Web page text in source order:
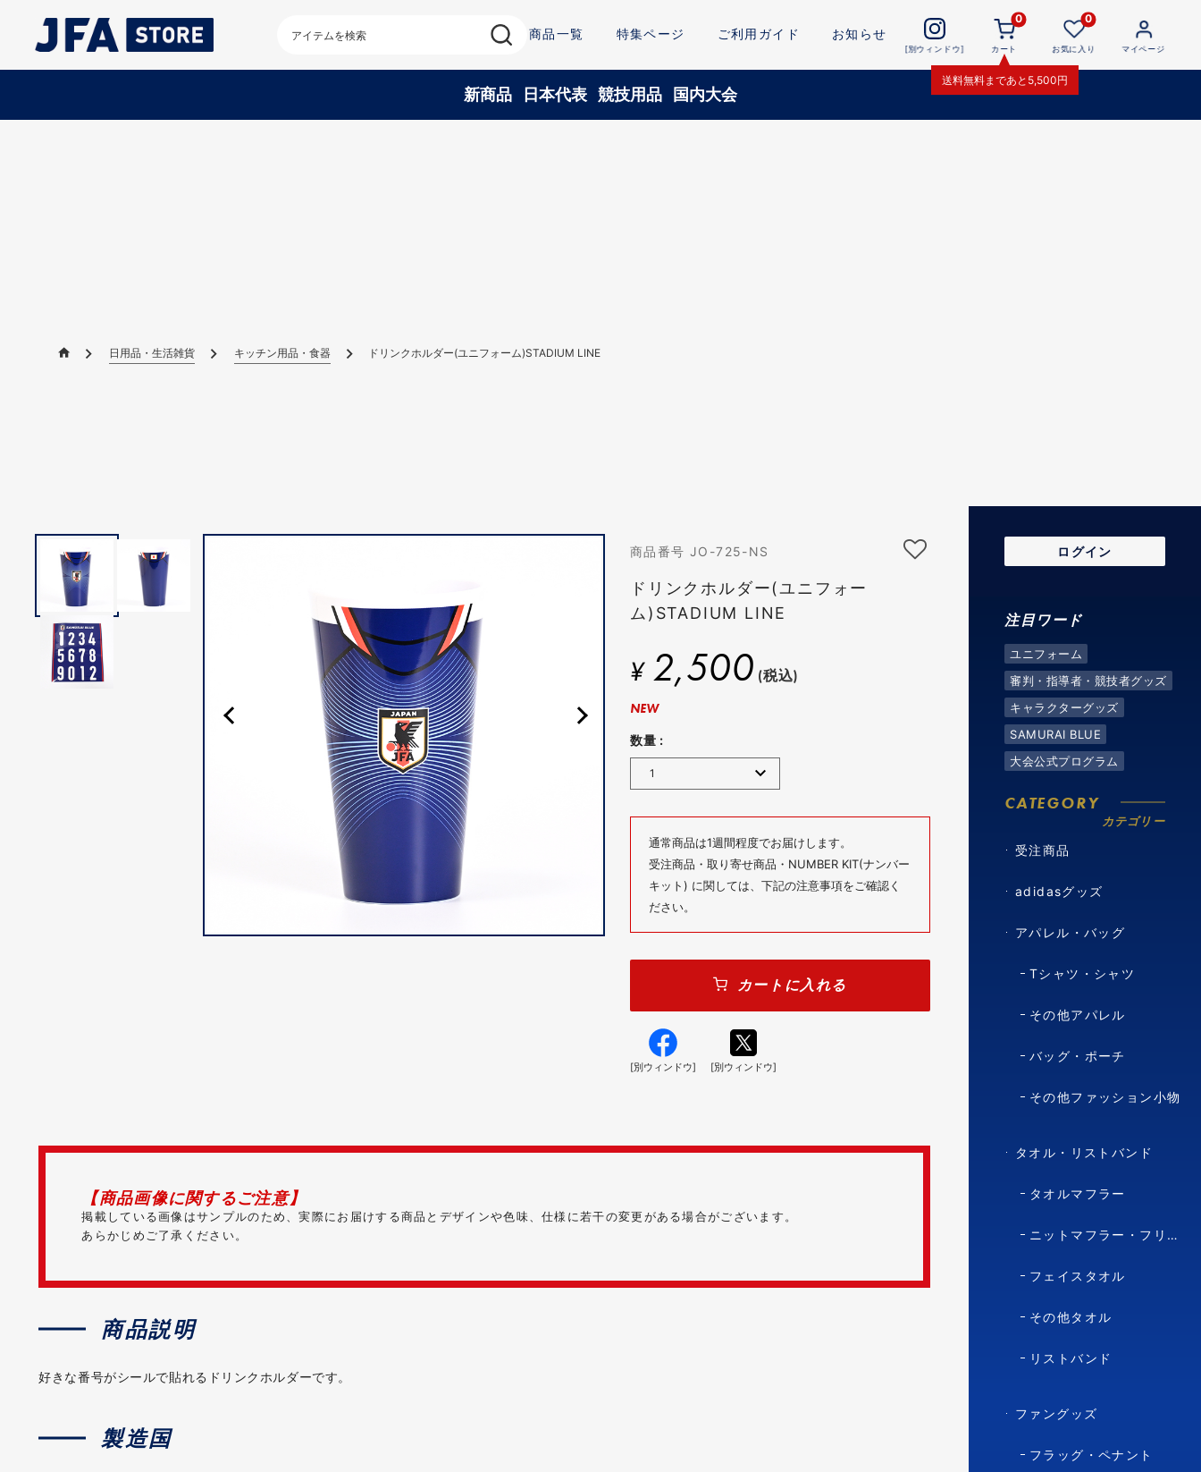
商品一覧 特集ページ ご利用ガイド お知らせ
[別ウィンドウ]
0
カート
送料無料まであと 5,500円
0
お気に入り マイページ
新商品 日本代表 競技用品 国内大会
日用品・生活雑貨 キッチン用品・食器 ドリンクホルダー(ユニフォーム)STADIUM LINE
商品番号 JO-725-NS
ドリンクホルダー(ユニフォー
ム)STADIUM LINE
¥ 2,500 (税込)
NEW
数量 :
通常商品は1週間程度でお届けします。
受注商品・取り寄せ商品・NUMBER KIT(ナンバー
キット) に関しては、下記の注意事項をご確認く
ださい。
カートに入れる
[別ウィンドウ] [別ウィンドウ]
【商品画像に関するご注意】
掲載している画像はサンプルのため、実際にお届けする商品とデザインや色味、仕様に若干の変更がある場合がございます。
あらかじめご了承ください。
商品説明
好きな番号がシールで貼れるドリンクホルダーです。
製造国
ログイン
注目ワード
ユニフォーム
審判・指導者・競技者グッズ
キャラクターグッズ
SAMURAI BLUE
大会公式プログラム
CATEGORY
カテゴリー
受注商品
adidasグッズ
アパレル・バッグ
Tシャツ・シャツ
その他アパレル
バッグ・ポーチ
その他ファッション小物
タオル・リストバンド
タオルマフラー
ニットマフラー・フリースマフラー
フェイスタオル
その他タオル
リストバンド
ファングッズ
フラッグ・ペナント